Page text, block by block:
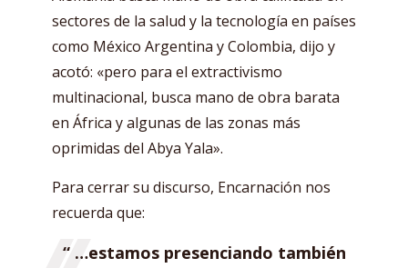
sectores de la salud y la tecnología en países
como México Argentina y Colombia, dijo y
acotó: «pero para el extractivismo
multinacional, busca mano de obra barata
en África y algunas de las zonas más
oprimidas del Abya Yala».
Para cerrar su discurso, Encarnación nos
recuerda que:
“ …estamos presenciando también